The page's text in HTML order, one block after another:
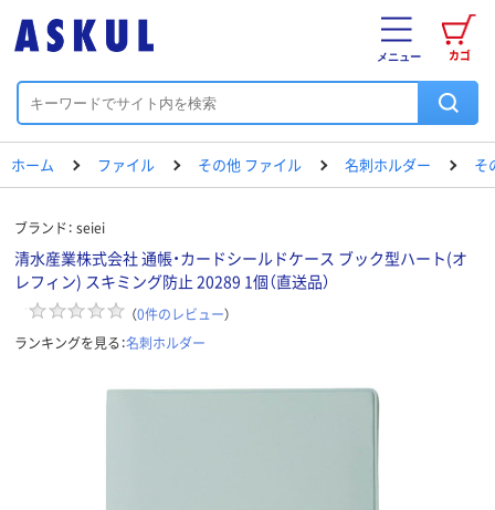
カゴ
メニュー
ホーム ファイル その他 ファイル 名刺ホルダー そ
ブランド： seiei
清水産業株式会社 通帳・カードシールドケース ブック型ハート(オ
レフィン) スキミング防止 20289 1個（直送品）
（0件のレビュー）
ランキングを見る：名刺ホルダー